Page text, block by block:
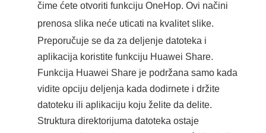
čime ćete otvoriti funkciju OneHop. Ovi načini
prenosa slika neće uticati na kvalitet slike.
Preporučuje se da za deljenje datoteka i
aplikacija koristite funkciju Huawei Share.
Funkcija Huawei Share je podržana samo kada
vidite opciju deljenja kada dodirnete i držite
datoteku ili aplikaciju koju želite da delite.
Struktura direktorijuma datoteka ostaje